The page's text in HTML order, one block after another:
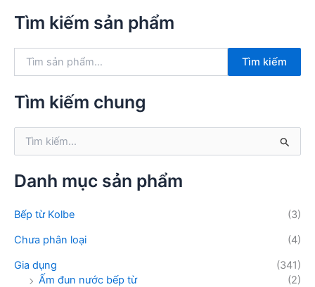
Tìm kiếm sản phẩm
k
:
Tìm kiếm
Tìm kiếm chung
k
i
m
Danh mục sản phẩm
Bếp từ Kolbe
(3)
Chưa phân loại
(4)
Gia dụng
(341)
Ấm đun nước bếp từ
(2)